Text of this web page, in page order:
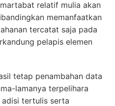
relatif mulia akan
memanfaatkan
tercatat saja pada
pelapis elemen
tetap penambahan data
lamanya terpelihara
adisi tertulis serta